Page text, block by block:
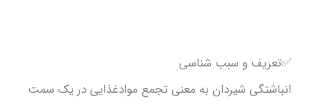
✅تعریف و سبب شناسی
انباشتگی شیردان به معنی تجمع موادغذایی در یک سمت